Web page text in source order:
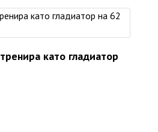
като гладиатор